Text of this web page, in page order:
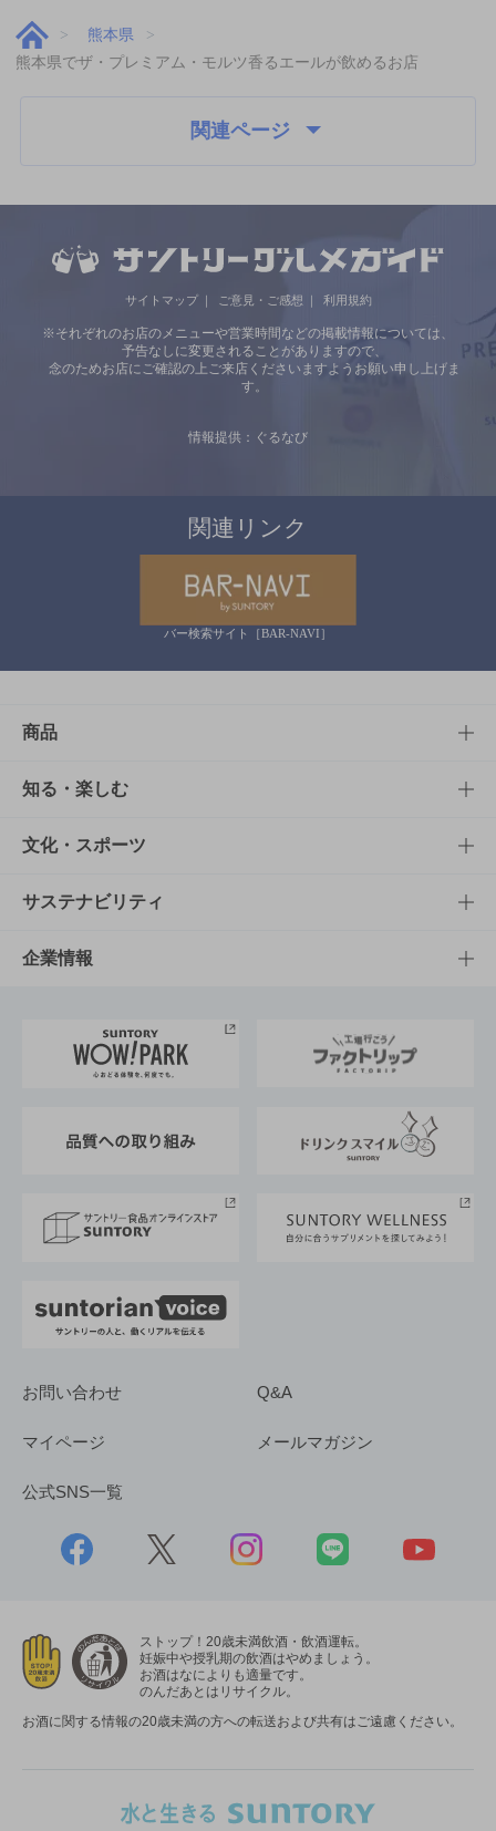
熊本県
熊本県でザ・プレミアム・モルツ香るエールが飲めるお店
関連ページ
サイトマップ ご意見・ご感想 利用規約
※それぞれのお店のメニューや営業時間などの掲載情報については、
予告なしに変更されることがありますので、
念のためお店にご確認の上ご来店くださいますようお願い申し上げま
す。
情報提供：ぐるなび
関連リンク
バー検索サイト［BAR-NAVI］
商品
商品TOP
商品一覧
商品発売情報
栄養成分一覧
知る・楽しむ
知る・楽しむTOP
キャンペーン
工場見学
地域情報
文化・スポーツ
文化・スポーツTOP
サントリーホール
サントリーサンバーズ大阪
サステナビリティ
サステナビリティTOP
サントリーが考えるサステナビリティ経営
企業情報
企業概要
採用情報
お問い合わせ Q&A
マイページ メールマガジン
公式SNS一覧
ストップ！20歳未満飲酒・飲酒運転。
妊娠中や授乳期の飲酒はやめましょう。
お酒はなによりも適量です。
のんだあとはリサイクル。
お酒に関する情報の20歳未満の方への転送および共有はご遠慮ください。